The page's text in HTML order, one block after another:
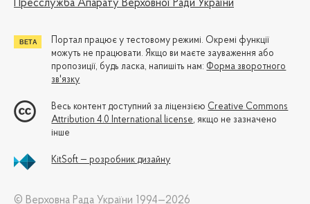
Пресслужба Апарату Верховної Ради України
Портал працює у тестовому режимі. Окремі функції
можуть не працювати. Якщо ви маєте зауваження або
пропозиції, будь ласка, напишіть нам: Форма зворотного
зв'язку
Весь контент доступний за ліцензією Creative Commons
Attribution 4.0 International license, якщо не зазначено
інше
KitSoft — розробник дизайну
© Верховна Рада України 1994—2026